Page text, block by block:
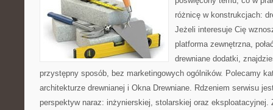
różnicę w konstrukcjach:
Jeżeli interesuje Cię
platforma zewnętrzna,
drewniane dodatki,
przystępny sposób, bez marketingowych ogólników. Polecamy
architekturze drewnianej i Okna Drewniane. Rdzeniem serwisu
perspektyw naraz: inżynierskiej, stolarskiej oraz eksploatacyjnej.